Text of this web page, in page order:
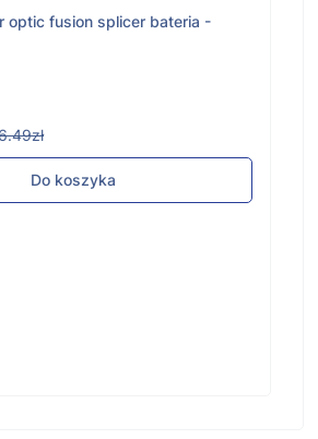
optic fusion splicer bateria -
Do koszyka